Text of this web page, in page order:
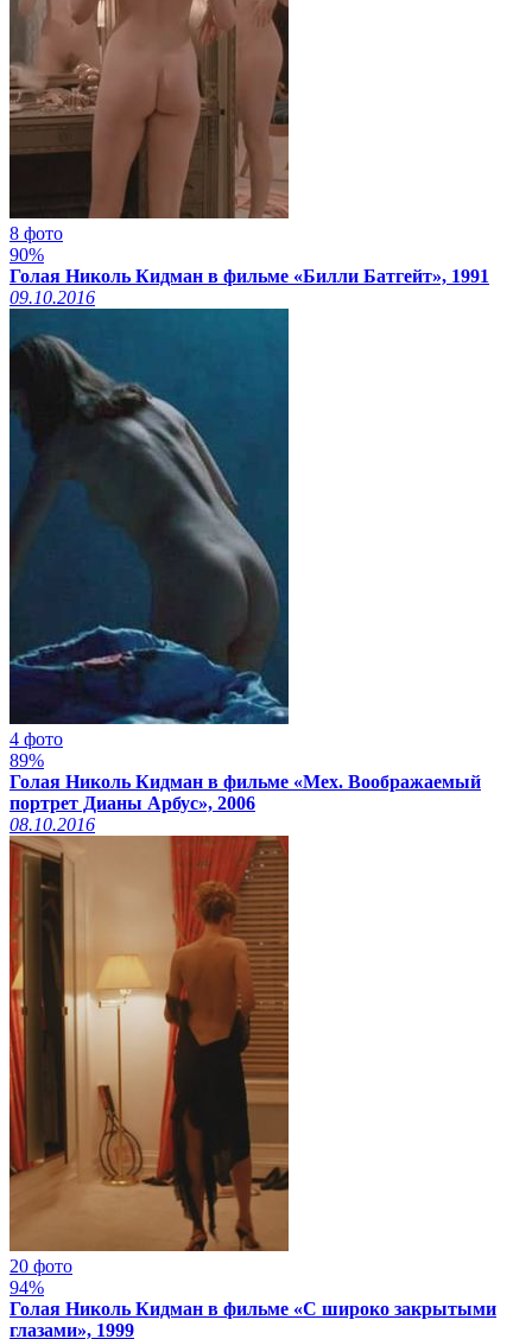
8 фото
90%
Голая Николь Кидман в фильме «Билли Батгейт», 1991
09.10.2016
4 фото
89%
Голая Николь Кидман в фильме «Мех. Воображаемый
портрет Дианы Арбус», 2006
08.10.2016
20 фото
94%
Голая Николь Кидман в фильме «С широко закрытыми
глазами», 1999